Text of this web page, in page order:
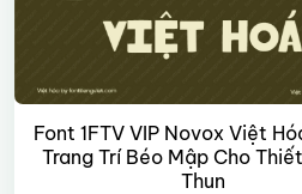
Font 1FTV VIP Novox Việt
Trang Trí Béo Mập Cho
Thun